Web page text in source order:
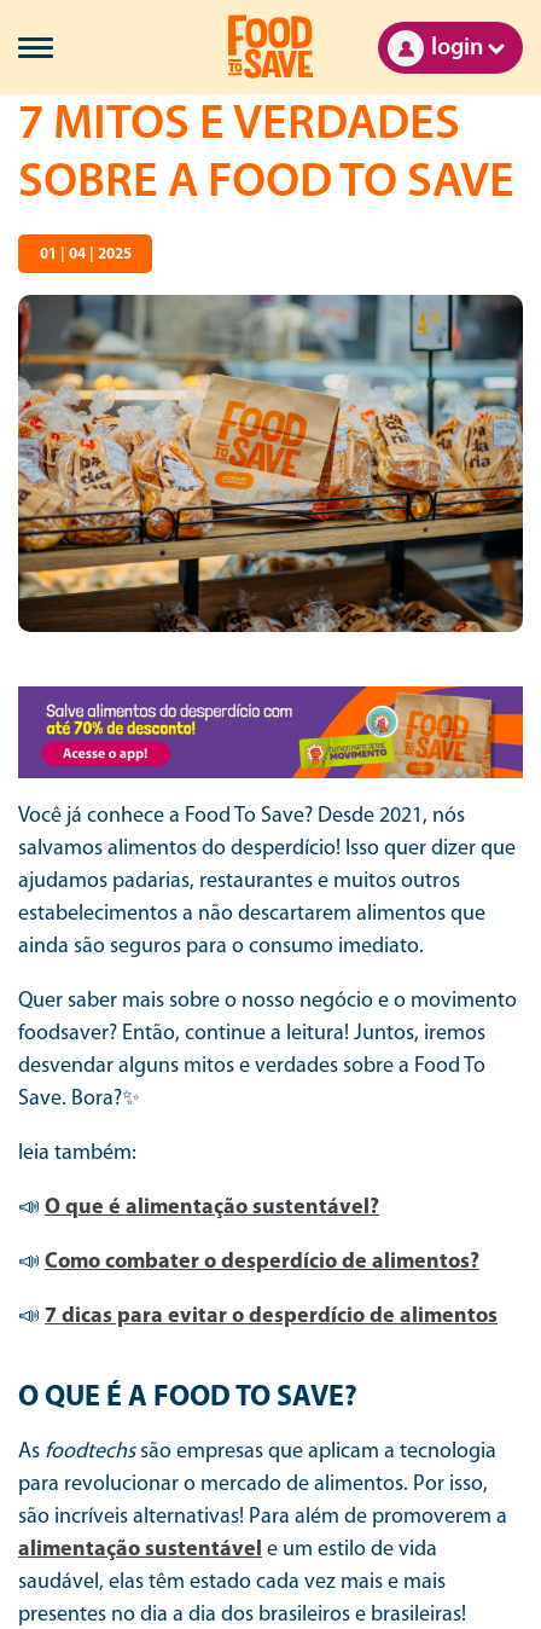
login
7 MITOS E VERDADES
SOBRE A FOOD TO SAVE
01 | 04 | 2025
Você já conhece a Food To Save? Desde 2021, nós
salvamos alimentos do desperdício! Isso quer dizer que
ajudamos padarias, restaurantes e muitos outros
estabelecimentos a não descartarem alimentos que
ainda são seguros para o consumo imediato.
Quer saber mais sobre o nosso negócio e o movimento
foodsaver? Então, continue a leitura! Juntos, iremos
desvendar alguns mitos e verdades sobre a Food To
Save. Bora?✨
leia também:
📣 O que é alimentação sustentável?
📣 Como combater o desperdício de alimentos?
📣 7 dicas para evitar o desperdício de alimentos
O QUE É A FOOD TO SAVE?
As foodtechssão empresas que aplicam a tecnologia
para revolucionar o mercado de alimentos. Por isso,
são incríveis alternativas! Para além de promoverem a
alimentação sustentável e um estilo de vida
saudável, elas têm estado cada vez mais e mais
presentes no dia a dia dos brasileiros e brasileiras!